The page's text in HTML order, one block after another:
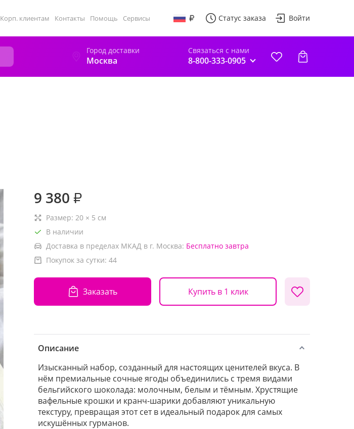
Корп. клиентам Контакты Помощь Сервисы Статус заказа Войти
Город доставки
Москва
Связаться с нами
8-800-333-0905
9 380 ₽
Размер: 20 × 5 см
В наличии
Доставка в пределах МКАД в г. Москва: Бесплатно завтра
Покупок за сутки: 44
Заказать Купить в 1 клик
Описание
Изысканный набор, созданный для настоящих ценителей вкуса. В
нём премиальные сочные ягоды объединились с тремя видами
бельгийского шоколада: молочным, белым и тёмным. Хрустящие
вафельные крошки и кранч-шарики добавляют уникальную
текстуру, превращая этот сет в идеальный подарок для самых
искушённых гурманов.